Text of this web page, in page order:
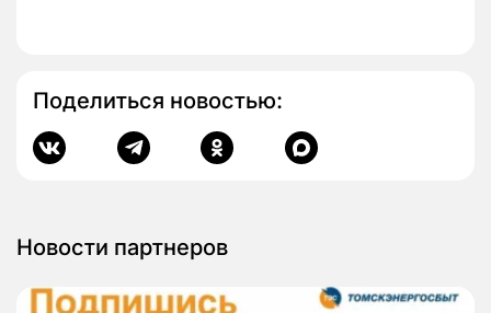
Поделиться новостью:
Новости партнеров